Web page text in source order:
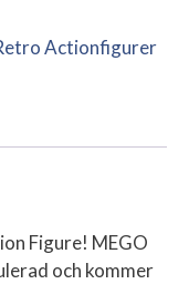
Actionfigurer
Figure! MEGO
och kommer